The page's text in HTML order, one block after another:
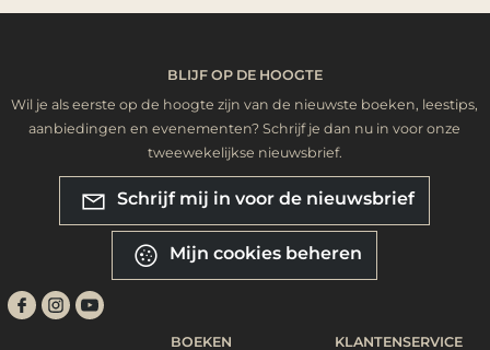
BLIJF OP DE HOOGTE
Wil je als eerste op de hoogte zijn van de nieuwste boeken, leestips,
aanbiedingen en evenementen? Schrijf je dan nu in voor onze
tweewekelijkse nieuwsbrief.
Schrijf mij in voor de nieuwsbrief
Mijn cookies beheren
BOEKEN KLANTENSERVICE